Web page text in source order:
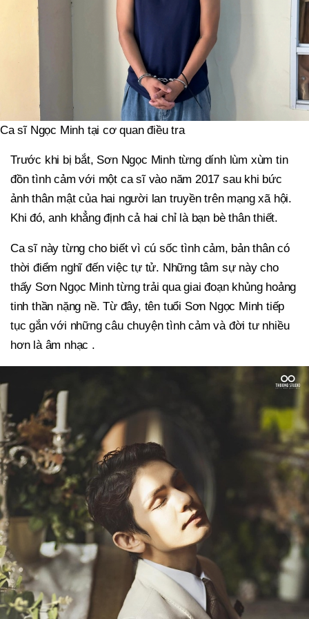
Ca sĩ Ngọc Minh tại cơ quan điều tra
Trước khi bị bắt, Sơn Ngọc Minh từng dính lùm xùm tin
đồn tình cảm với một ca sĩ vào năm 2017 sau khi bức
ảnh thân mật của hai người lan truyền trên mạng xã hội.
Khi đó, anh khẳng định cả hai chỉ là bạn bè thân thiết.
Ca sĩ này từng cho biết vì cú sốc tình cảm, bản thân có
thời điểm nghĩ đến việc tự tử. Những tâm sự này cho
thấy Sơn Ngọc Minh từng trải qua giai đoạn khủng hoảng
tinh thần nặng nề. Từ đây, tên tuổi Sơn Ngọc Minh tiếp
tục gắn với những câu chuyện tình cảm và đời tư nhiều
hơn là âm nhạc .